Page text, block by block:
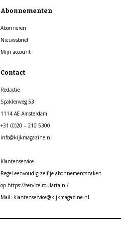
Abonnementen
Abonneren
Nieuwsbrief
Mijn account
Contact
Redactie
Spaklerweg 53
1114 AE Amsterdam
+31 (0)20 – 210 5300
info@kijkmagazine.nl
Klantenservice
Regel eenvoudig zelf je abonnementszaken
op https://service.roularta.nl/
Mail: klantenservice@kijkmagazine.nl